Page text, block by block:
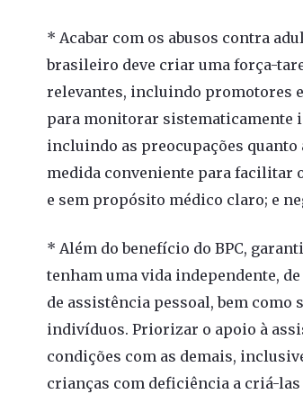
* Acabar com os abusos contra
brasileiro deve criar uma força-
relevantes, incluindo promotores
para monitorar sistematicamente
incluindo as preocupações
medida conveniente para facilitar
e sem propósito médico claro; e
* Além do benefício do BPC,
tenham uma vida independente,
de assistência pessoal, bem
indivíduos. Priorizar o apoio à
condições com as demais,
crianças com deficiência a criá-